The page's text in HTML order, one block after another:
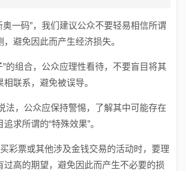
奥一码”，我们建议公众不要轻易相信所谓
避免因此而产生经济损失。
”的组合，公众应理性看待，不要盲目将其
联系，避免被误导。
法，公众应保持警惕，了解其中可能存在
求所谓的“特殊效果”。
彩票或其他涉及金钱交易的活动时，要理
过高的期望，避免因此而产生不必要的损